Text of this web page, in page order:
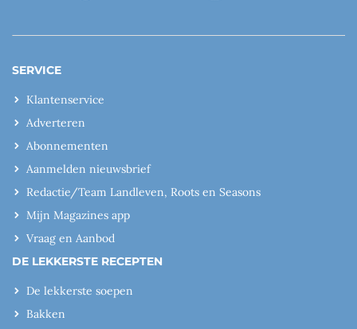
SERVICE
Klantenservice
Adverteren
Abonnementen
Aanmelden nieuwsbrief
Redactie/Team Landleven, Roots en Seasons
Mijn Magazines app
Vraag en Aanbod
DE LEKKERSTE RECEPTEN
De lekkerste soepen
Bakken